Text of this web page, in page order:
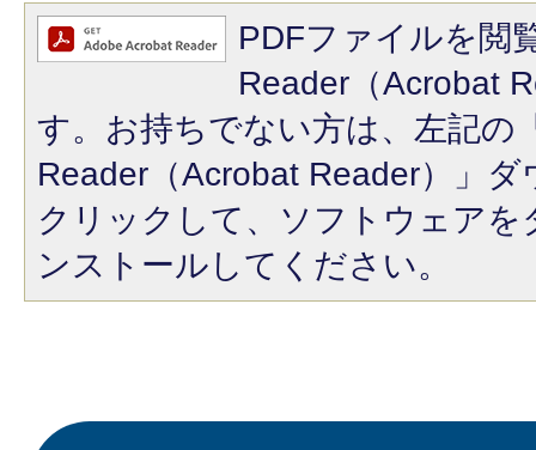
PDFファイルを閲
Reader（Acrobat
す。お持ちでない方は、左記の
Reader（Acrobat Reader）」
クリックして、ソフトウェア
ンストールしてください。